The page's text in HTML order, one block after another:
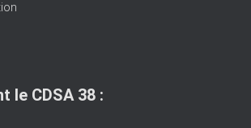
le CDSA 38 :